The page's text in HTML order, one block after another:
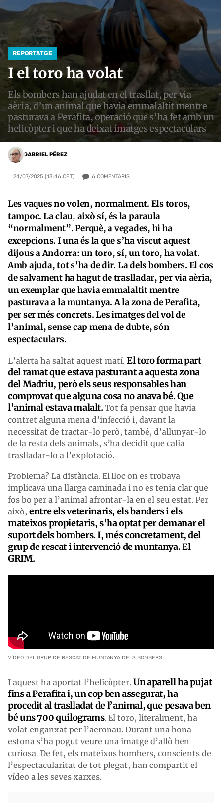
REPORTATGE
I el toro ha volat
Els bombers han ajudat en el trasllat, per via
aèria, d’un animal que havia emmalaltit mentre
pasturava a Perafita, operació que s’ha fet amb un
helicòpter i que ha deixat imatges espectaculars
GABRIEL PÉREZ
24/07/2025 (13:46 CET) 6 COMENTARIS
Les vaques no volen, normalment. Els toros,
tampoc. La clau, això sí, és la paraula
“normalment”. Perquè, a vegades, hi ha
excepcions. I una és la que s’ha viscut aquest
dijous a Andorra: un toro, sí, un toro, ha volat.
Amb ajuda, tot s’ha de dir. La dels bombers. El cos
de salvament ha hagut de traslladar, per via aèria,
un exemplar que havia emmalaltit mentre
pasturava a la muntanya. A la zona de Perafita,
per ser més concrets. Les imatges del vol de
l’animal, sense cap mena de dubte, són
espectaculars.
L’alerta ha saltat aquest matí. El toro forma part
del ramat que estava pasturant a aquesta zona
del Madriu, però els seus responsables han
comprovat que alguna cosa no anava bé. Que
l’animal estava malalt.Tot fa pensar que havia
contret alguna mena d’infecció i, davant la
necessitat de tractar-lo però, també, d’allunyar-lo
de la resta dels animals, s’ha decidit que calia
traslladar-lo a l’explotació.
Problema? La distància. El lloc on es trobava
implicava una llarga caminada i no es tenia clar que
fos bo per a l’animal afrontar-la en el seu estat. Per
això, entre els veterinaris, els banders i els
mateixos propietaris, s’ha optat per demanar el
suport dels bombers. I, més concretament, del
grup de rescat i intervenció de muntanya. El
GRIM.
VÍDEO DEL GRUP DE RESCAT DE MUNTANYA DELS BOMBERS.
I aquest ha aportat l’helicòpter. Un aparell ha pujat
fins a Perafita i, un cop ben assegurat, ha
procedit al traslladat de l’animal, que pesava ben
bé uns 700 quilograms. El toro, literalment, ha
volat enganxat per l’aeronau. Durant una bona
estona s’ha pogut veure una imatge d’allò ben
curiosa. De fet, els mateixos bombers, conscients de
l’espectacularitat de tot plegat, han compartit el
vídeo a les seves xarxes.